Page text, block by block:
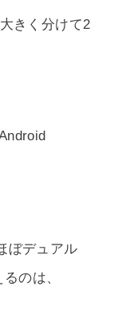
きく分けて2
ぼデュアル
のは、